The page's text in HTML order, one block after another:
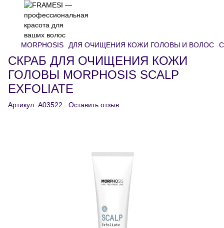
MORPHOSIS ДЛЯ ОЧИЩЕНИЯ КОЖИ ГОЛОВЫ И ВОЛОС
СКРАБ ДЛЯ ОЧИЩЕНИЯ КОЖИ
ГОЛОВЫ MORPHOSIS SCALP
EXFOLIATE
Артикул: A03522 Оставить отзыв